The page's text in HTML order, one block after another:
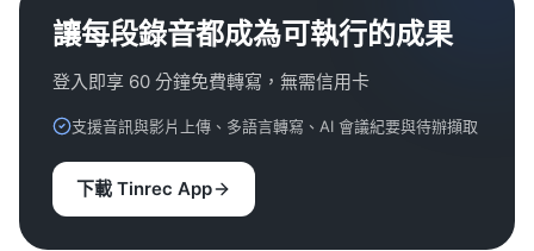
讓每段錄音都成為可執行的成果
登入即享 60 分鐘免費轉寫，無需信用卡
支援音訊與影片上傳、多語言轉寫、AI 會議紀要與待辦擷取
下載 Tinrec App